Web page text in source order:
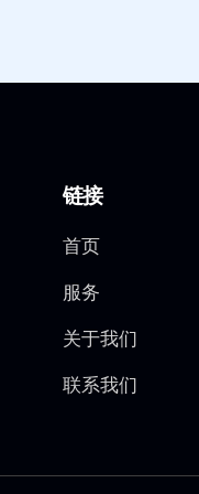
链接
首页
服务
关于我们
联系我们